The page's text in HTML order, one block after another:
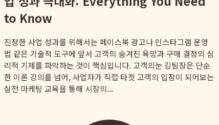
to Know
진정한 사업 성과를 위해서는 페이스북 광고나 인스타그램 운영
법 같은 기술적 도구에 앞서 고객의 숨겨진 욕망과 구매 결정의 심
리적 기제를 파악하는 것이 핵심입니다. 고객의눈 김팀장은 단순
한 이론 강의를 넘어, 사업자가 직접 타겟 고객의 입장이 되어보는
실전 마케팅 교육을 통해 시장의...